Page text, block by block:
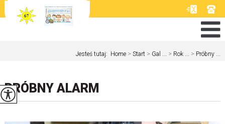
Jesteś tutaj: Home > Start > Gal ... > Rok ... > Próbny ...
PRÓBNY ALARM